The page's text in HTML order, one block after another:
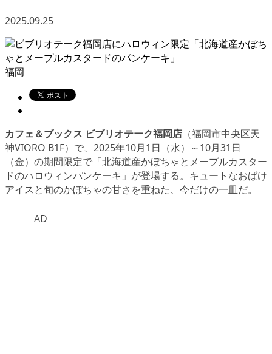
2025.09.25
福岡
カフェ＆ブックス ビブリオテーク福岡店 （福岡市中央区天
神VIORO B1F）で、2025年10月1日（水）～10月31日
（金）の期間限定で「北海道産かぼちゃとメープルカスター
ドのハロウィンパンケーキ」が登場する。キュートなおばけ
アイスと旬のかぼちゃの甘さを重ねた、今だけの一皿だ。
AD